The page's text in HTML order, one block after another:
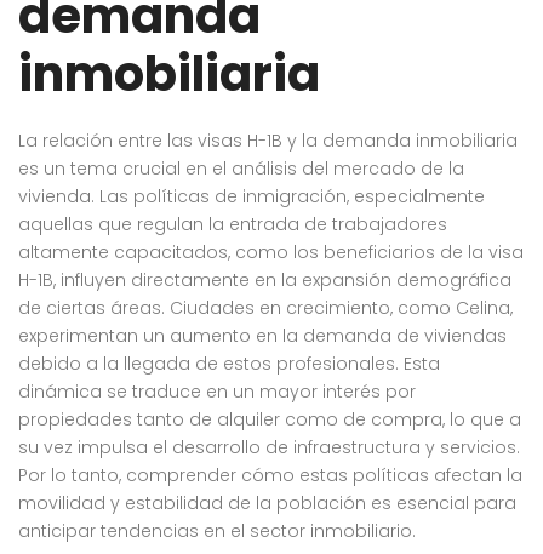
demanda
inmobiliaria
La relación entre las visas H-1B y la demanda inmobiliaria
es un tema crucial en el análisis del mercado de la
vivienda. Las políticas de inmigración, especialmente
aquellas que regulan la entrada de trabajadores
altamente capacitados, como los beneficiarios de la visa
H-1B, influyen directamente en la expansión demográfica
de ciertas áreas. Ciudades en crecimiento, como Celina,
experimentan un aumento en la demanda de viviendas
debido a la llegada de estos profesionales. Esta
dinámica se traduce en un mayor interés por
propiedades tanto de alquiler como de compra, lo que a
su vez impulsa el desarrollo de infraestructura y servicios.
Por lo tanto, comprender cómo estas políticas afectan la
movilidad y estabilidad de la población es esencial para
anticipar tendencias en el sector inmobiliario.